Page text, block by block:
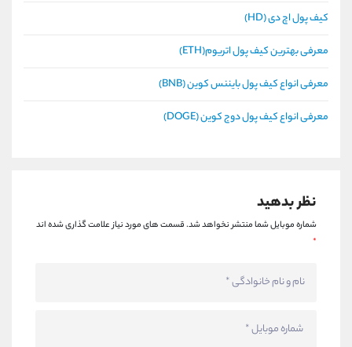
کیف پول اچ دی (HD)
معرفی بهترین کیف پول اتریوم(ETH)
معرفی انواع کیف پول بایننس کوین (BNB)
معرفی انواع کیف پول دوج کوین (DOGE)
نظر بدهید
شماره موبایل شما منتشر نخواهد شد.قسمت های مورد نیاز علامت گذاری شده اند
*